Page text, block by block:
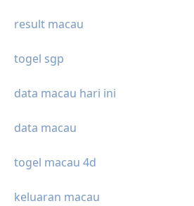
result macau
togel sgp
data macau hari ini
data macau
togel macau 4d
keluaran macau